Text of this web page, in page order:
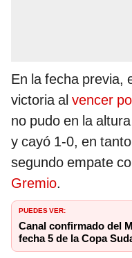
En la fecha previa,
victoria al vencer
no pudo en la
y cayó 1-0, en
segundo empate
Gremio.
PUEDES VER:
Canal confirmado del
fecha 5 de la Copa